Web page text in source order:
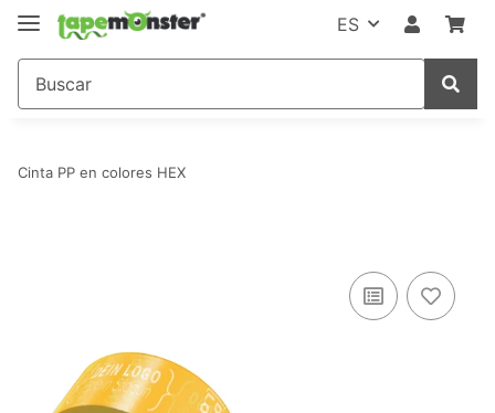
ES
Cinta PP en colores HEX